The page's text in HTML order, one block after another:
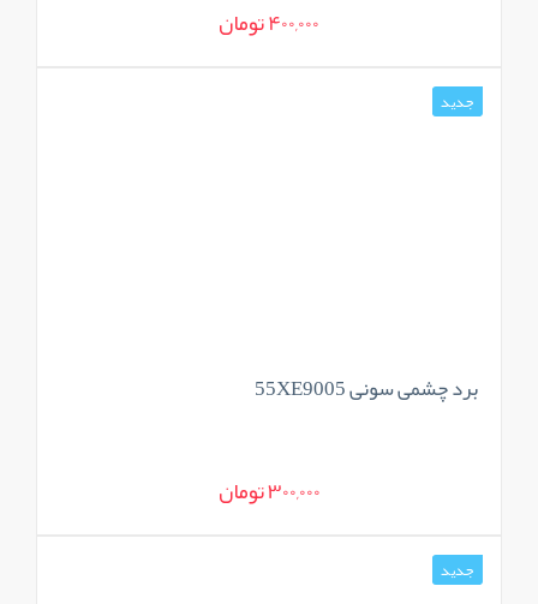
400,000 تومان
جدید
برد چشمی سونی 55XE9005
300,000 تومان
جدید